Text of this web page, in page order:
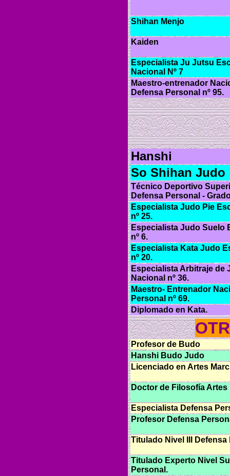
Shihan Menjo
Kaiden
Especialista Ju Jutsu
Nacional Nº 7
Maestro-entrenador
Defensa Personal nº 95.
Hanshi
So Shihan Judo
Técnico Deportivo
Defensa Personal -
Especialista Judo Pie
nº 25.
Especialista Judo Suelo
nº 6.
Especialista Kata Judo
nº 20.
Especialista Arbitraje de
Nacional nº 36.
Maestro- Entrenador
Personal nº 69.
Diplomado en Kata.
Profesor de Budo
Hanshi Budo Judo
Licenciado en Artes
Doctor de Filosofía Artes
Especialista Defensa
Profesor Defensa
Titulado Nivel III
Titulado Experto Nivel
Personal.